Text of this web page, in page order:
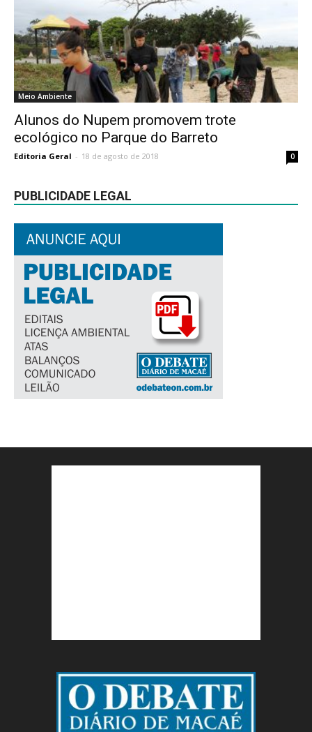
Meio Ambiente
Alunos do Nupem promovem trote
ecológico no Parque do Barreto
Editoria Geral - 18 de agosto de 2018 0
PUBLICIDADE LEGAL